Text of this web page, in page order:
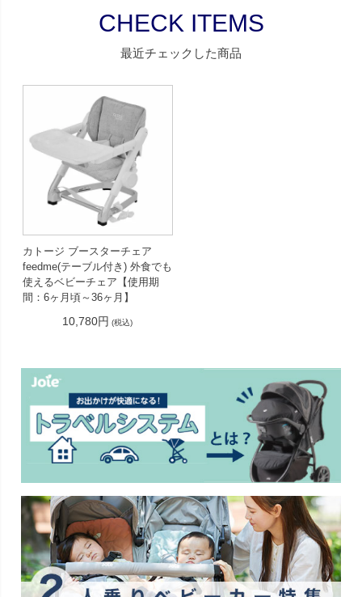
CHECK ITEMS
最近チェックした商品
カトージ ブースターチェア
feedme(テーブル付き) 外食でも
使えるベビーチェア【使用期
間：6ヶ月頃～36ヶ月】
10,780円 (税込)